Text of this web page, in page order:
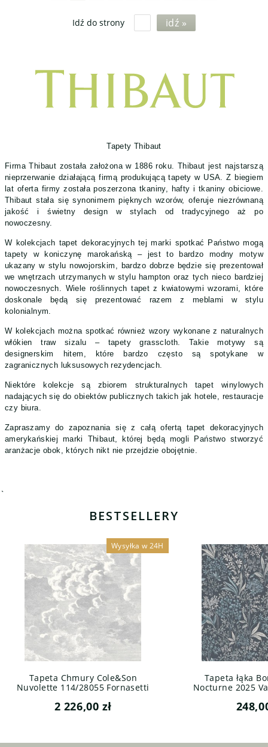
Idź do strony idź »
Tapety Thibaut
Firma Thibaut została założona w 1886 roku. Thibaut jest najstarszą
nieprzerwanie działającą firmą produkującą tapety w USA. Z biegiem
lat oferta firmy została poszerzona tkaniny, hafty i tkaniny obiciowe.
Thibaut stała się synonimem pięknych wzorów, oferuje niezrównaną
jakość i świetny design w stylach od tradycyjnego aż po
nowoczesny.
W kolekcjach tapet dekoracyjnych tej marki spotkać Państwo mogą
tapety w koniczynę marokańską – jest to bardzo modny motyw
ukazany w stylu nowojorskim, bardzo dobrze będzie się prezentował
we wnętrzach utrzymanych w stylu hampton oraz tych nieco bardziej
nowoczesnych. Wiele roślinnych tapet z kwiatowymi wzorami, które
doskonale będą się prezentować razem z meblami w stylu
kolonialnym.
W kolekcjach można spotkać również wzory wykonane z naturalnych
włókien traw sizalu – tapety grasscloth. Takie motywy są
designerskim hitem, które bardzo często są spotykane w
zagranicznych luksusowych rezydencjach.
Niektóre kolekcje są zbiorem strukturalnych tapet winylowych
nadających się do obiektów publicznych takich jak hotele, restauracje
czy biura.
Zapraszamy do zapoznania się z całą ofertą tapet dekoracyjnych
amerykańskiej marki Thibaut, której będą mogli Państwo stworzyć
aranżacje obok, których nikt nie przejdzie obojętnie.
`
BESTSELLERY
Tapeta Chmury Cole&Son
Nuvolette 114/28055 Fornasetti
2 226,00 zł
Wysyłka w 24H
Tapeta łąka
Nocturne 2025